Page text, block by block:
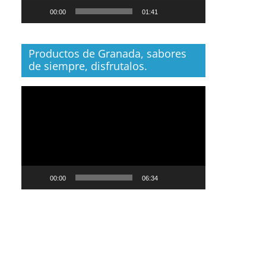
00:00 01:41
Productos de Granada, sabores
de siempre, disfrutalos.
00:00 06:34